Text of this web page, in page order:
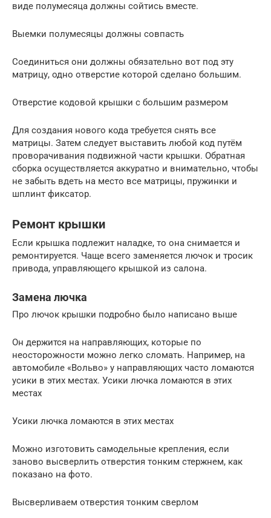
виде полумесяца должны сойтись вместе.
Выемки полумесяцы должны совпасть
Соединиться они должны обязательно вот под эту
матрицу, одно отверстие которой сделано большим.
Отверстие кодовой крышки с большим размером
Для создания нового кода требуется снять все
матрицы. Затем следует выставить любой код путём
проворачивания подвижной части крышки. Обратная
сборка осуществляется аккуратно и внимательно, чтобы
не забыть вдеть на место все матрицы, пружинки и
шплинт фиксатор.
Ремонт крышки
Если крышка подлежит наладке, то она снимается и
ремонтируется. Чаще всего заменяется лючок и тросик
привода, управляющего крышкой из салона.
Замена лючка
Про лючок крышки подробно было написано выше
Он держится на направляющих, которые по
неосторожности можно легко сломать. Например, на
автомобиле «Вольво» у направляющих часто ломаются
усики в этих местах. Усики лючка ломаются в этих
местах
Усики лючка ломаются в этих местах
Можно изготовить самодельные крепления, если
заново высверлить отверстия тонким стержнем, как
показано на фото.
Высверливаем отверстия тонким сверлом